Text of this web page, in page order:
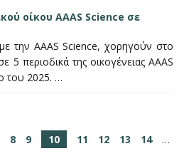
οίκου AAAS Science σε
την AAAS Science, χορηγούν στο
περιοδικά της οικογένειας AAAS
του 2025. …
8 9 10 11 12 13 14
…